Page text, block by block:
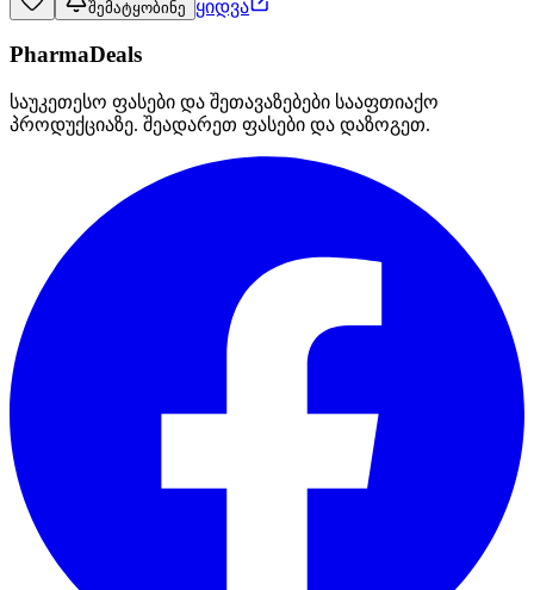
შემატყობინე ყიდვა
PharmaDeals
საუკეთესო ფასები და შეთავაზებები სააფთიაქო
პროდუქციაზე. შეადარეთ ფასები და დაზოგეთ.